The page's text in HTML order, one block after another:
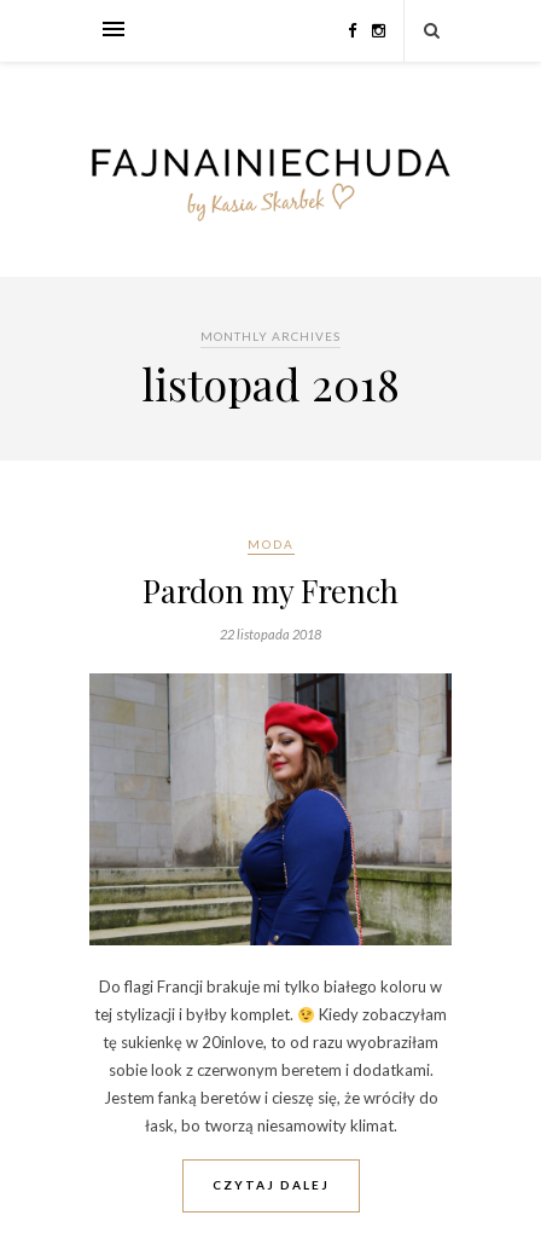
MONTHLY ARCHIVES
listopad 2018
MODA
Pardon my French
22 listopada 2018
Do flagi Francji brakuje mi tylko białego koloru w
tej stylizacji i byłby komplet.
Kiedy zobaczyłam
tę sukienkę w 20inlove, to od razu wyobraziłam
sobie look z czerwonym beretem i dodatkami.
Jestem fanką beretów i cieszę się, że wróciły do
łask, bo tworzą niesamowity klimat.
CZYTAJ DALEJ